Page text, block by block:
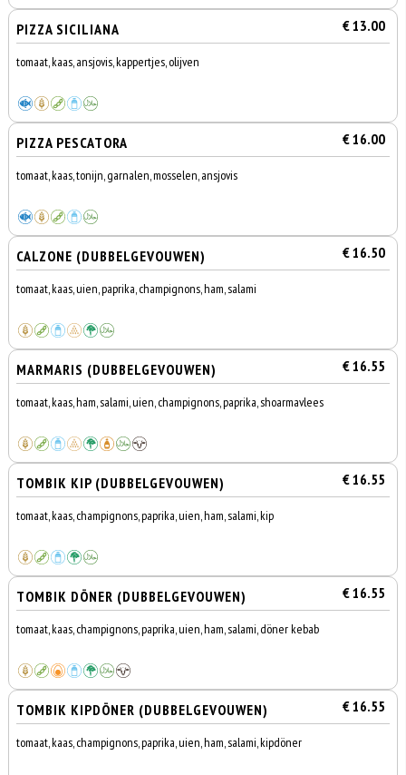
PIZZA SICILIANA € 13.00
tomaat, kaas, ansjovis, kappertjes, olijven
PIZZA PESCATORA € 16.00
tomaat, kaas, tonijn, garnalen, mosselen, ansjovis
CALZONE (DUBBELGEVOUWEN) € 16.50
tomaat, kaas, uien, paprika, champignons, ham, salami
MARMARIS (DUBBELGEVOUWEN) € 16.55
tomaat, kaas, ham, salami, uien, champignons, paprika, shoarmavlees
TOMBIK KIP (DUBBELGEVOUWEN) € 16.55
tomaat, kaas, champignons, paprika, uien, ham, salami, kip
TOMBIK DÖNER (DUBBELGEVOUWEN) € 16.55
tomaat, kaas, champignons, paprika, uien, ham, salami, döner kebab
TOMBIK KIPDÖNER (DUBBELGEVOUWEN) € 16.55
tomaat, kaas, champignons, paprika, uien, ham, salami, kipdöner